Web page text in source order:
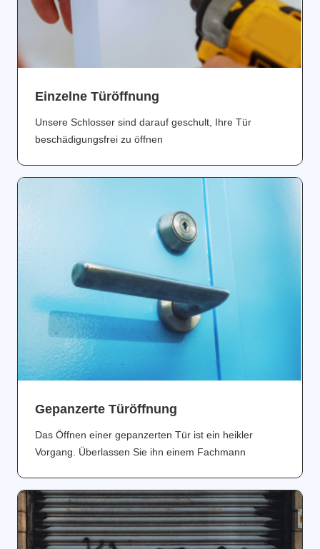
Einzelne Türöffnung
Unsere Schlosser sind darauf geschult, Ihre Tür
beschädigungsfrei zu öffnen
Gepanzerte Türöffnung
Das Öffnen einer gepanzerten Tür ist ein heikler
Vorgang. Überlassen Sie ihn einem Fachmann